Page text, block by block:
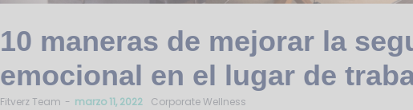
10 maneras de mejorar la
emocional en el lugar de
by
Fitverz Team marzo 11, 2022 Corporate Wellness